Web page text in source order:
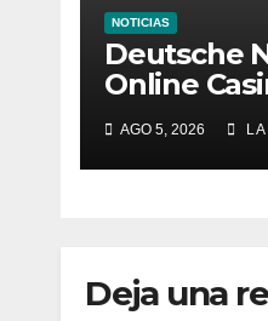
NOTICIAS
Deutsche
Online
Dein
Ratgeber
moderne
AGO 5, 2026
Deja una